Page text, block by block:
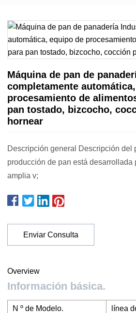
Máquina de pan de
completamente
procesamiento de
pan tostado, bizcocho,
hornear
Descripción general Descripción del
producción de pan está desarrollada
amplia v;
Enviar Consulta
Overview
Información básica.
N º de Modelo. línea